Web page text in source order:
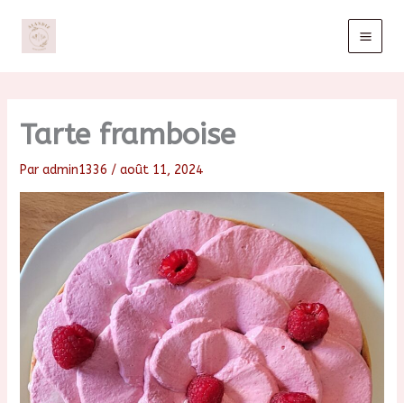
contenu
Tarte framboise
Par admin1336 / août 11, 2024